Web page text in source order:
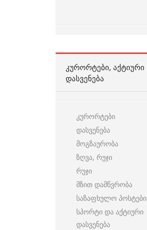
ᲙᲣᲠᲝᲠᲢᲔᲑᲘ, ᲐᲥᲢᲘᲣᲠᲘ
ᲓᲐᲡᲕᲔᲜᲔᲑᲐ
კურორტები
დასვენება
მოგზაურობა
ზღვა, რუჯი
რუჯი
მზით დამწვრობა
საზაფხულო პოსტები
სპორტი და აქტიური
დასვენება